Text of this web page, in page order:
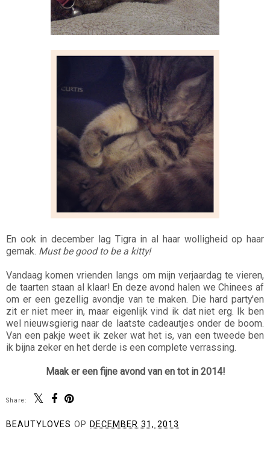
En ook in december lag Tigra in al haar wolligheid op haar
gemak. Must be good to be a kitty!
Vandaag komen vrienden langs om mijn verjaardag te vieren,
de taarten staan al klaar! En deze avond halen we Chinees af
om er een gezellig avondje van te maken. Die hard party'en
zit er niet meer in, maar eigenlijk vind ik dat niet erg. Ik ben
wel nieuwsgierig naar de laatste cadeautjes onder de boom.
Van een pakje weet ik zeker wat het is, van een tweede ben
ik bijna zeker en het derde is een complete verrassing.
Maak er een fijne avond van en tot in 2014!
Share:
BEAUTYLOVES OP DECEMBER 31, 2013